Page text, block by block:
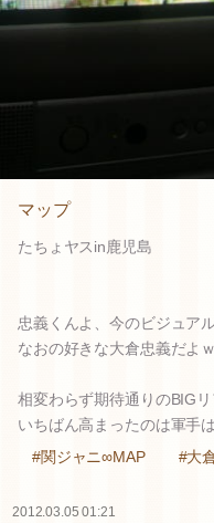
マップ
たちょヤスin鹿児島
忠義くんよ、今のビジュアル
なおの好きな大倉忠義だよ
相変わらず期待通りのBIG
いちばん高まったのは軍手
#関ジャニ∞MAP
#大
2012.03.05 01:21